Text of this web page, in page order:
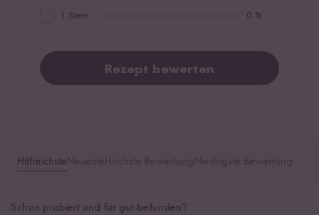
1 Stern 0 %
Rezept bewerten
Hilfreichste
Schon probiert und für gut befunden?